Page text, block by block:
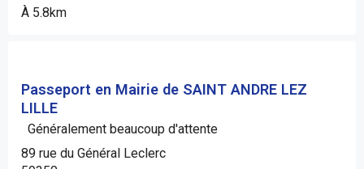
À 5.8km
Passeport en Mairie de SAINT ANDRE LEZ
LILLE
Généralement beaucoup d'attente
89 rue du Général Leclerc